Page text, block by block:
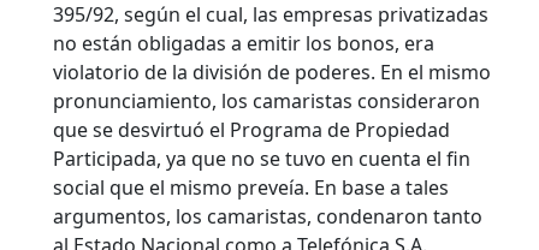
395/92, según el cual, las empresas privatizadas
no están obligadas a emitir los bonos, era
violatorio de la división de poderes. En el mismo
pronunciamiento, los camaristas consideraron
que se desvirtuó el Programa de Propiedad
Participada, ya que no se tuvo en cuenta el fin
social que el mismo preveía. En base a tales
argumentos, los camaristas, condenaron tanto